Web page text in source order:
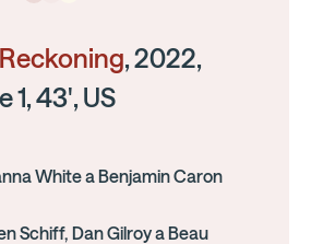
Reckoning, 2022,
1, 43', US
White a Benjamin Caron
Schiff, Dan Gilroy a Beau